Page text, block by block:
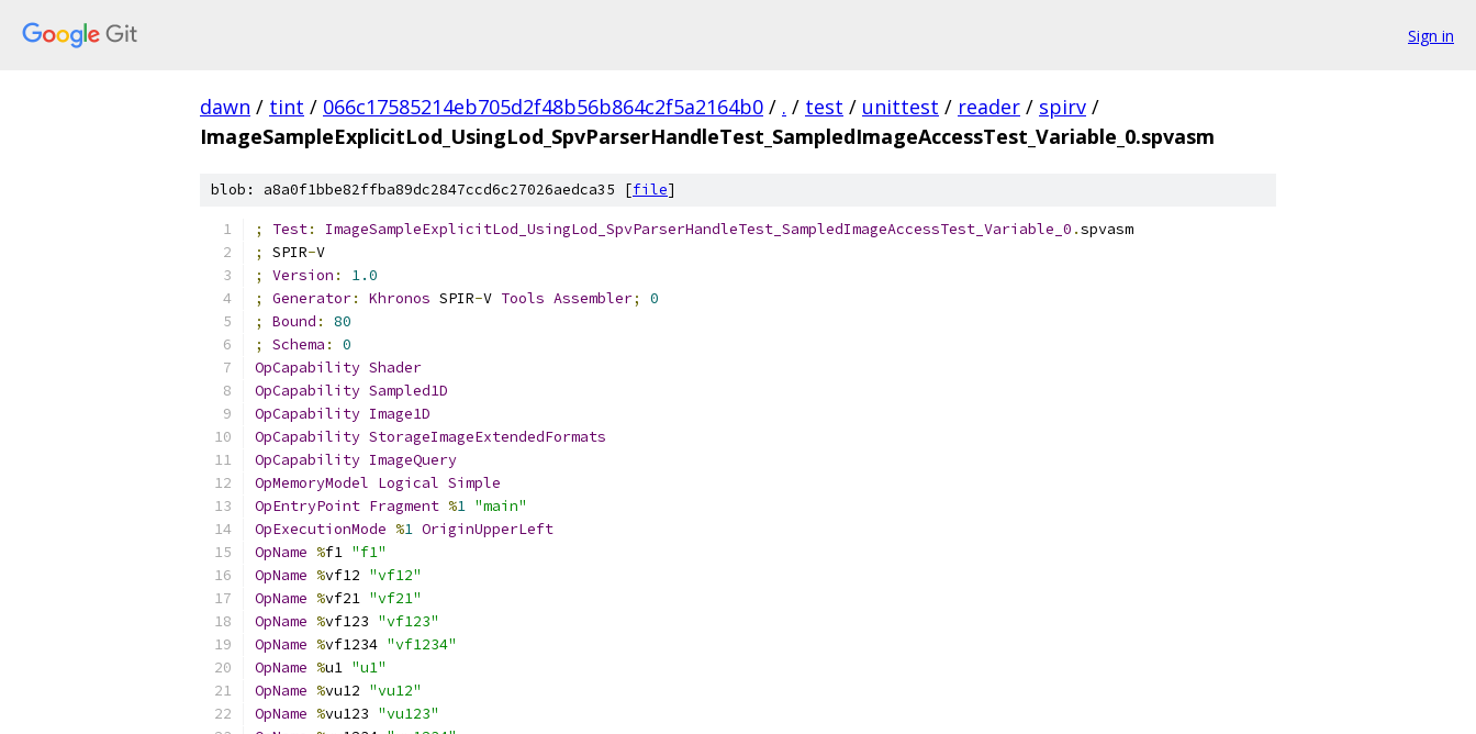
Sign in
dawn / tint / 066c17585214eb705d2f48b56b864c2f5a2164b0 / . / test / unittest / reader / spirv /
ImageSampleExplicitLod_UsingLod_SpvParserHandleTest_SampledImageAccessTest_Variable_0.spvasm
blob: a8a0f1bbe82ffba89dc2847ccd6c27026aedca35 [file]
; Test: ImageSampleExplicitLod_UsingLod_SpvParserHandleTest_SampledImageAccessTest_Variable_0 .spvasm
;
SPIR-V
;
Version :
1.0
;
Generator: Khronos SPIR-V Tools Assembler;
0
;
Bound :
80
;
Schema :
0
OpCapability Shader
OpCapability Sampled1D
OpCapability Image1D
OpCapability StorageImageExtendedFormats
OpCapability ImageQuery
OpMemoryModel Logical Simple
OpEntryPoint Fragment %1 "main"
OpExecutionMode %1 OriginUpperLeft
OpName %f1 "f1"
OpName %vf12 "vf12"
OpName %vf21 "vf21"
OpName %vf123 "vf123"
OpName %vf1234 "vf1234"
OpName %u1 "u1"
OpName %vu12 "vu12"
OpName %vu123 "vu123"